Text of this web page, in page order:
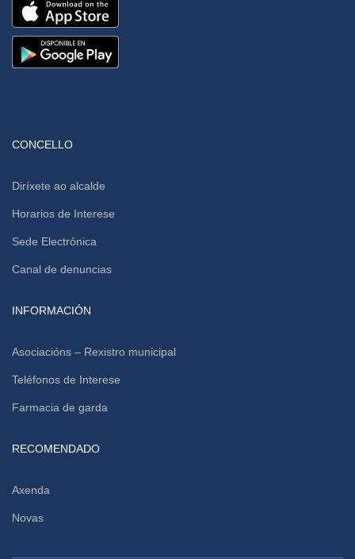
CONCELLO
Diríxete ao alcalde
Horarios de Interese
Sede Electrónica
Canal de denuncias
INFORMACIÓN
Asociacións – Rexistro municipal
Teléfonos de Interese
Farmacia de garda
RECOMENDADO
Axenda
Novas